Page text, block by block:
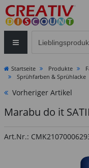
Startseite Produkte
Sprühfarben & Sprühlacke
Vorheriger Artikel
Marabu do it
Art.Nr.: